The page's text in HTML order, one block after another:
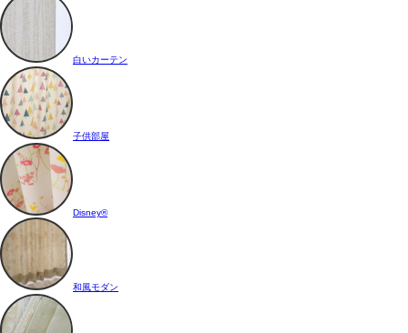
白いカーテン
子供部屋
Disney®
和風モダン